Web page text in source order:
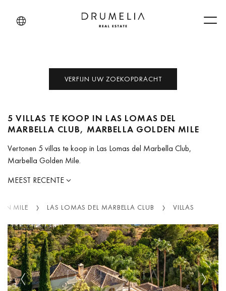
VERFIJN UW ZOEKOPDRACHT
5 VILLAS TE KOOP IN LAS LOMAS DEL
MARBELLA CLUB, MARBELLA GOLDEN MILE
Vertonen 5 villas te koop in Las Lomas del Marbella Club,
Marbella Golden Mile.
MEEST RECENTE
MILE LAS LOMAS DEL MARBELLA CLUB VILLAS
Previous Next